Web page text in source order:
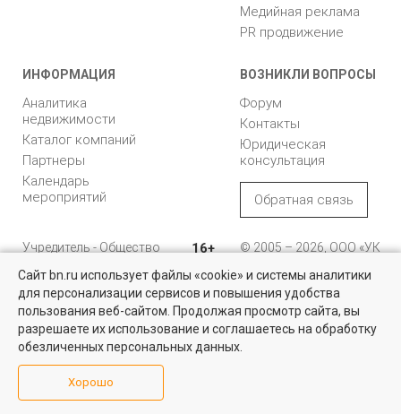
Медийная реклама
PR продвижение
ИНФОРМАЦИЯ
Аналитика
недвижимости
Каталог компаний
Партнеры
Календарь
мероприятий
ВОЗНИКЛИ ВОПРОСЫ
Форум
Контакты
Юридическая
консультация
Обратная связь
Учредитель - Общество
ответственностью
"Управляющая
компания "Бюллетень
недвижимости"
16+
© 2005 – 2026, ООО «УК
196105, Санкт-
Петербург, пр. Юрия
Гагарина, 1
8 (812) 331-93-56
reklama@bn.ru
Сайт bn.ru использует файлы «cookie» и системы аналитики
для персонализации сервисов и повышения удобства
пользования веб-сайтом. Продолжая просмотр сайта, вы
разрешаете их использование и соглашаетесь на обработку
обезличенных персональных данных.
Хорошо